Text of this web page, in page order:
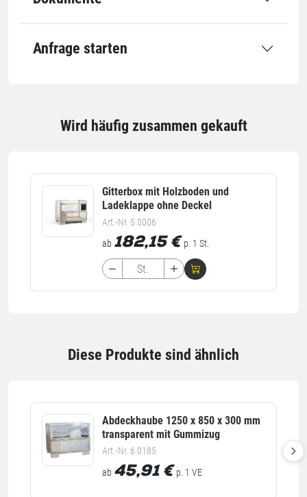
Für Einsatzbereich Gitterboxen
Einheiten
210 St./Ve
VE: 1 VE / 0,087 kg
Palette: 28 VE / 2.436 kg
Anfrage starten
Wird häufig zusammen gekauft
Gitterbox mit Holzboden und
Ladeklappe ohne Deckel
Art.-Nr. 5.0006
ab 182,15 € p. 1 St.
Diese Produkte sind ähnlich
Abdeckhaube 1250 x 850 x 300 mm
transparent mit Gummizug
Art.-Nr. 6.0185
ab 45,91 € p. 1 VE